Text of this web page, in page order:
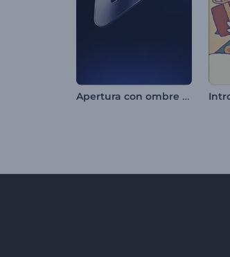
Apertura con ombre minimali